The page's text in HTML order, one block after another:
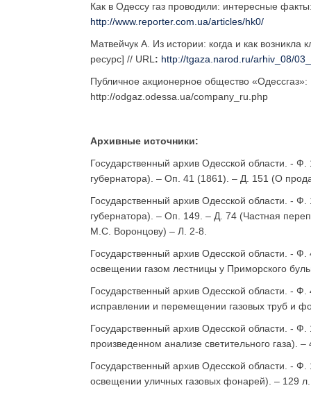
Как в Одессу газ проводили: интересные
http://www.reporter.com.ua/articles/hk0/
Матвейчук А. Из истории: когда и как возникла
ресурс] // URL : http://tgaza.narod.ru/arhiv_08/
Публичное акционерное общество
http://odgaz.odessa.ua/company_ru.php
Архивные источники:
Государственный архив Одесской области. -
губернатора). – Оп. 41 (1861). – Д. 151 (О
Государственный архив Одесской области. -
губернатора). – Оп. 149. – Д. 74 (Частная
М.С. Воронцову) – Л. 2-8.
Государственный архив Одесской области. -
освещении газом лестницы у Приморского
Государственный архив Одесской области. -
исправлении и перемещении газовых труб и
Государственный архив Одесской области. -
произведенном анализе светительного газа). –
Государственный архив Одесской области. -
освещении уличных газовых фонарей). – 129 л.